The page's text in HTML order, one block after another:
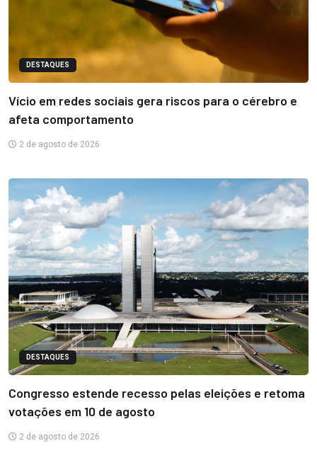
DESTAQUES
Vício em redes sociais gera riscos para o cérebro e
afeta comportamento
2 de agosto de 2026
DESTAQUES
Congresso estende recesso pelas eleições e retoma
votações em 10 de agosto
2 de agosto de 2026